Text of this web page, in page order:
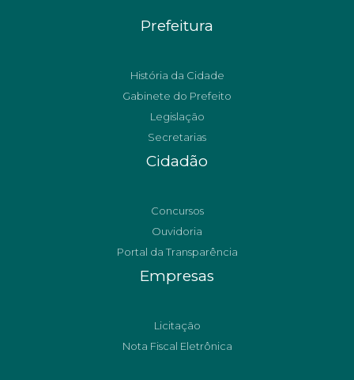
Prefeitura
História da Cidade
Gabinete do Prefeito
Legislação
Secretarias
Cidadão
Concursos
Ouvidoria
Portal da Transparência
Empresas
Licitação
Nota Fiscal Eletrônica